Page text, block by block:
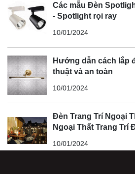
Các mẫu Đèn
- Spotlight rọi ray
10/01/2024
Hướng dẫn cách lắp
thuật và an toàn
10/01/2024
Đèn Trang Trí Ngoại
Ngoại Thất Trang Trí
10/01/2024